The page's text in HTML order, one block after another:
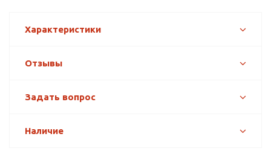
Характеристики
Отзывы
Задать вопрос
Наличие